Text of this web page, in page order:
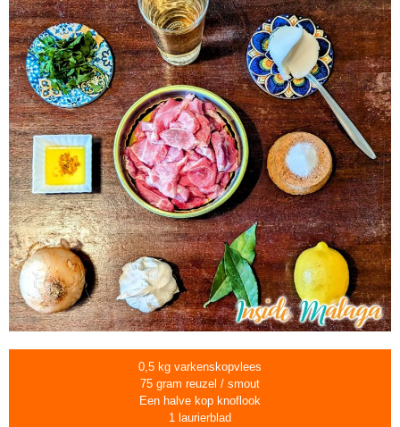
0,5 kg varkenskopvlees
75 gram reuzel / smout
Een halve kop knoflook
1 laurierblad